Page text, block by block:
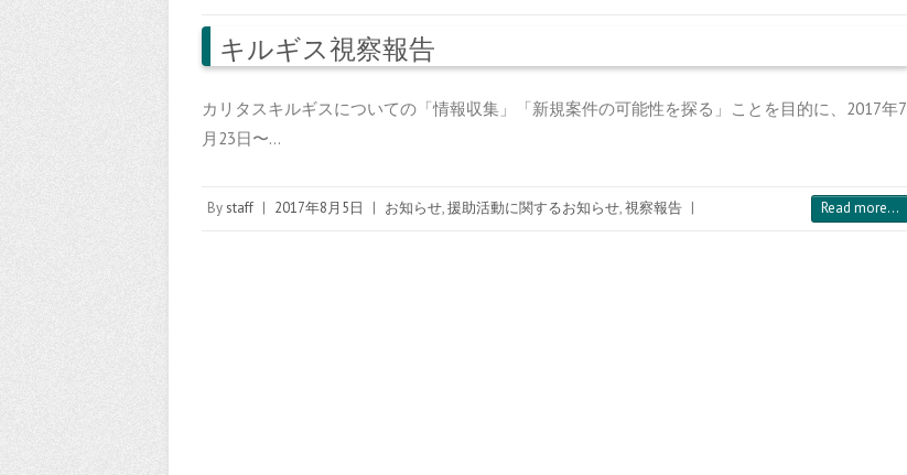
キルギス視察報告
カリタスキルギスについての「情報収集」「新規案件の可能性を探る」ことを目的に、2017年7
月23日〜…
Bystaff | 2017年8月5日 | お知らせ,援助活動に関するお知らせ,視察報告 | Read more...